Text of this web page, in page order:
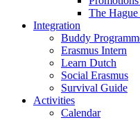
The
Integration
Buddy
Erasmus Intern
Learn Dutch
Social Erasmus
Survival Guide
Activities
Calendar